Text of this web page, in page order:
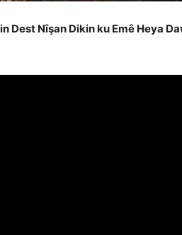
Dest Nîşan Dikin ku Emê Heya